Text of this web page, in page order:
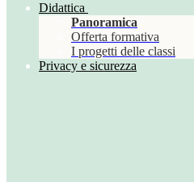
Didattica
Panoramica
Offerta formativa
I progetti delle classi
Privacy e sicurezza